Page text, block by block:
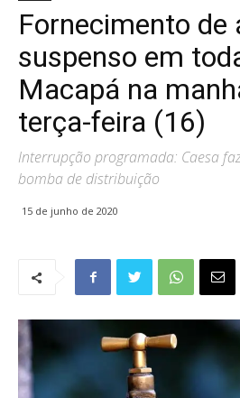
Fornecimento de
suspenso em
Macapá na
terça-feira (16)
Interrupção programada: Caesa
bomba de distribuição
15 de junho de 2020